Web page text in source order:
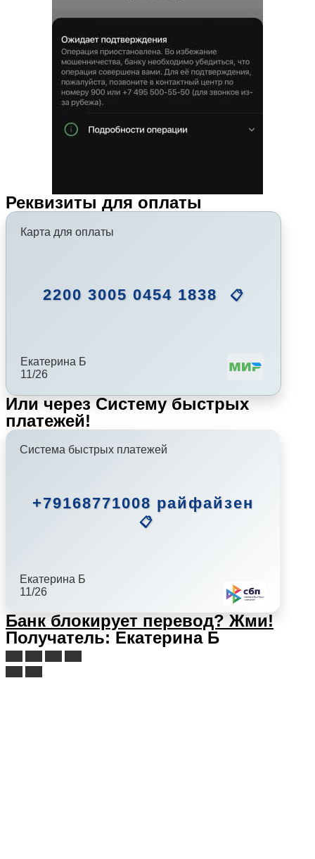
Реквизиты для оплаты
Карта для оплаты
2200 3005 0454 1838 📋
Екатерина Б
11/26
Или через Систему быстрых
платежей!
Система быстрых платежей
+79168771008 райфайзен
📋
Екатерина Б
11/26
Банк блокирует перевод? Жми!
Получатель: Екатерина Б